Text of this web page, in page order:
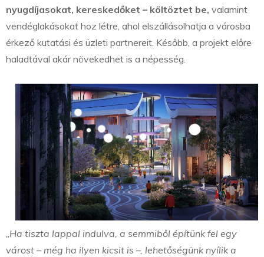
nyugdíjasokat, kereskedőket – költöztet be, valamint
vendéglakásokat hoz létre, ahol elszállásolhatja a városba
érkező kutatási és üzleti partnereit. Később, a projekt előre
haladtával akár növekedhet is a népesség.
„Ha tiszta lappal indulva, a semmiből építünk fel egy
várost – még ha ilyen kicsit is –, lehetőségünk nyílik a